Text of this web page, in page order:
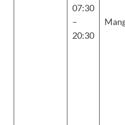
07:30
–
20:30